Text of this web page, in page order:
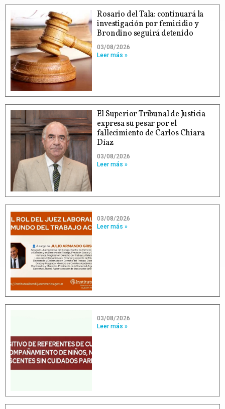
Rosario del Tala: continuará la
investigación por femicidio y
Brondino seguirá detenido
03/08/2026
Leer más »
El Superior Tribunal de Justicia
expresa su pesar por el
fallecimiento de Carlos Chiara
Díaz
03/08/2026
Leer más »
03/08/2026
Leer más »
03/08/2026
Leer más »